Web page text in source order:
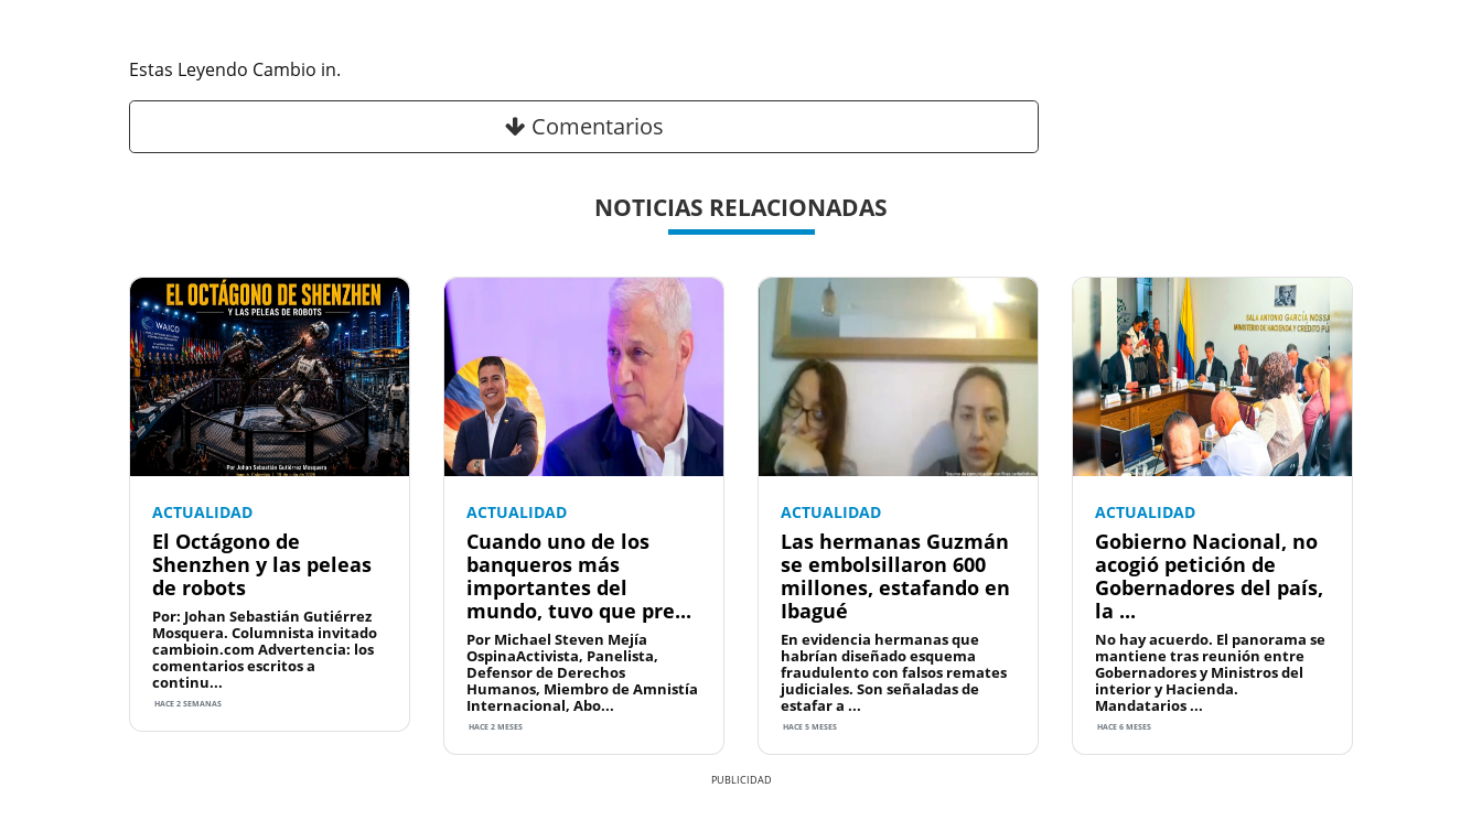
Estas Leyendo Cambio in.
Comentarios
NOTICIAS RELACIONADAS
ACTUALIDAD
El Octágono de
Shenzhen y las peleas
de robots
Por: Johan Sebastián Gutiérrez
Mosquera. Columnista invitado
cambioin.com Advertencia: los
comentarios escritos a
continu...
HACE 2 SEMANAS
ACTUALIDAD
Cuando uno de los
banqueros más
importantes del
mundo, tuvo que pre...
Por Michael Steven Mejía
OspinaActivista, Panelista,
Defensor de Derechos
Humanos, Miembro de Amnistía
Internacional, Abo...
HACE 2 MESES
ACTUALIDAD
Las hermanas Guzmán
se embolsillaron 600
millones, estafando en
Ibagué
En evidencia hermanas que
habrían diseñado esquema
fraudulento con falsos remates
judiciales. Son señaladas de
estafar a ...
HACE 5 MESES
ACTUALIDAD
Gobierno Nacional, no
acogió petición de
Gobernadores del país,
la ...
No hay acuerdo. El panorama se
mantiene tras reunión entre
Gobernadores y Ministros del
interior y Hacienda.
Mandatarios ...
HACE 6 MESES